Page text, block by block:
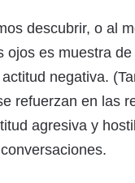
descubrir, o al
ojos es muestra
negativa.
refuerzan en las
agresiva y